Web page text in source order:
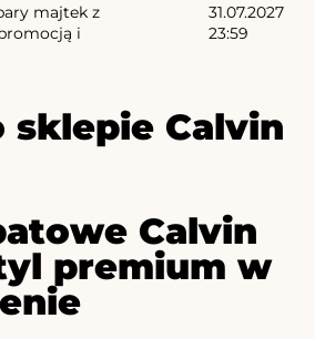
majtek z
i
31.07.2027
23:59
sklepie Calvin
Calvin
premium w